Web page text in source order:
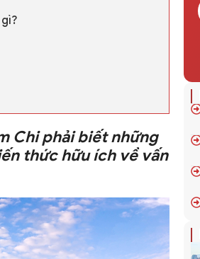
Chi phải biết những
thức hữu ích về vấn